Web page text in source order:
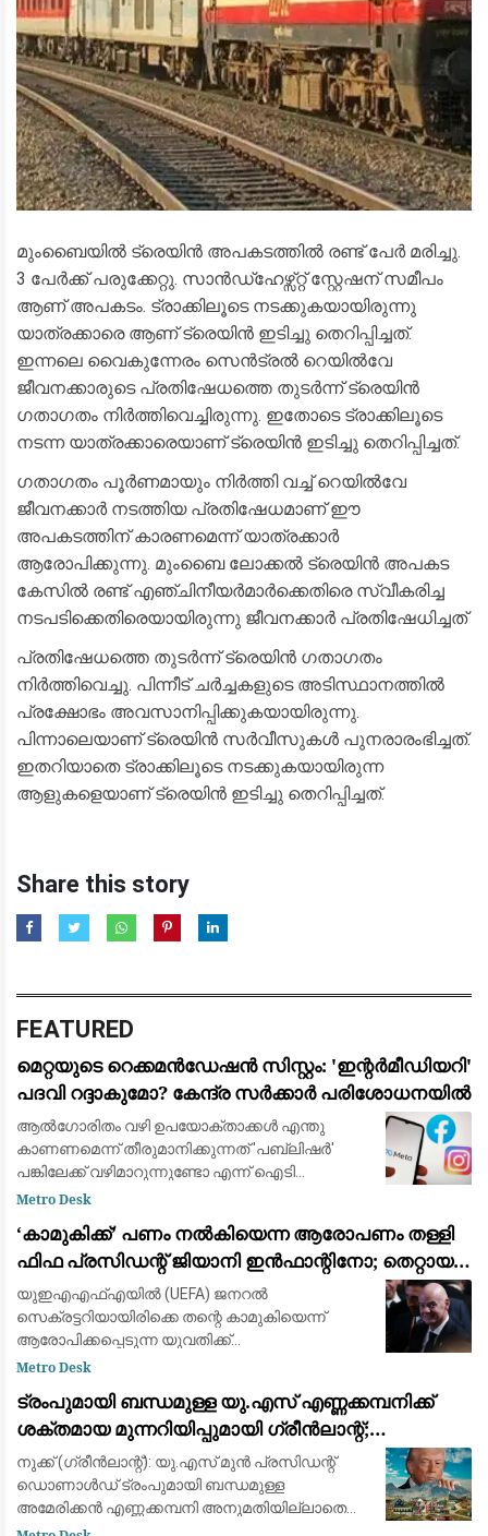
മുംബൈയിൽ ട്രെയിൻ അപകടത്തിൽ രണ്ട് പേർ മരിച്ചു.
3 പേർക്ക് പരുക്കേറ്റു. സാൻഡ്ഹേഴ്സ്റ്റ് സ്റ്റേഷന് സമീപം
ആണ് അപകടം. ട്രാക്കിലൂടെ നടക്കുകയായിരുന്നു
യാത്രക്കാരെ ആണ് ട്രെയിൻ ഇടിച്ചു തെറിപ്പിച്ചത്.
ഇന്നലെ വൈകുന്നേരം സെൻട്രൽ റെയിൽവേ
ജീവനക്കാരുടെ പ്രതിഷേധത്തെ തുടർന്ന് ട്രെയിൻ
ഗതാഗതം നിർത്തിവെച്ചിരുന്നു. ഇതോടെ ട്രാക്കിലൂടെ
നടന്ന യാത്രക്കാരെയാണ് ട്രെയിൻ ഇടിച്ചു തെറിപ്പിച്ചത്.
ഗതാഗതം പൂർണമായും നിർത്തി വച്ച് റെയിൽവേ
ജീവനക്കാർ നടത്തിയ പ്രതിഷേധമാണ് ഈ
അപകടത്തിന് കാരണമെന്ന് യാത്രക്കാർ
ആരോപിക്കുന്നു. മുംബൈ ലോക്കൽ ട്രെയിൻ അപകട
കേസിൽ രണ്ട് എഞ്ചിനീയർമാർക്കെതിരെ സ്വീകരിച്ച
നടപടിക്കെതിരെയായിരുന്നു ജീവനക്കാർ പ്രതിഷേധിച്ചത്
പ്രതിഷേധത്തെ തുടർന്ന് ട്രെയിൻ ഗതാഗതം
നിർത്തിവെച്ചു. പിന്നീട് ചർച്ചകളുടെ അടിസ്ഥാനത്തിൽ
പ്രക്ഷോഭം അവസാനിപ്പിക്കുകയായിരുന്നു.
പിന്നാലെയാണ് ട്രെയിൻ സർവീസുകൾ പുനരാരംഭിച്ചത്.
ഇതറിയാതെ ട്രാക്കിലൂടെ നടക്കുകയായിരുന്ന
ആളുകളെയാണ് ട്രെയിൻ ഇടിച്ചു തെറിപ്പിച്ചത്.
Share this story
FEATURED
മെറ്റയുടെ റെക്കമൻഡേഷൻ സിസ്റ്റം: 'ഇന്റർമീഡിയറി'
പദവി റദ്ദാകുമോ? കേന്ദ്ര സർക്കാർ പരിശോധനയിൽ
ആൽഗോരിതം വഴി ഉപയോക്താക്കൾ എന്തു
കാണണമെന്ന് തീരുമാനിക്കുന്നത് 'പബ്ലിഷർ'
പങ്കിലേക്ക് വഴിമാറുന്നുണ്ടോ എന്ന് ഐടി
മന്ത്രാലയം വിലയിരുത്തുന്നു
Metro Desk
​‘കാമുകിക്ക്’ പണം നൽകിയെന്ന ആരോപണം തള്ളി
ഫിഫ പ്രസിഡന്റ് ജിയാനി ഇൻഫാന്റിനോ; തെറ്റായ
പ്രചാരണമെന്ന് പ്രതികരണം
യുഇഎഎഫ്‌എയിൽ (UEFA) ജനറൽ
സെക്രട്ടറിയായിരിക്കെ തന്റെ കാമുകിയെന്ന്
ആരോപിക്കപ്പെടുന്ന യുവതിക്ക്
ഓർഗനൈസേഷന്റെ പണം നൽകി
തള്ളി ഫിഫ പ്രസിഡന്റ് ജിയാനി ഇൻഫാന്റിനോ.
ബ്രിട്ട
Metro Desk
ട്രംപുമായി ബന്ധമുള്ള യു.എസ് എണ്ണക്കമ്പനിക്ക്
ശക്തമായ മുന്നറിയിപ്പുമായി ഗ്രീൻലാന്റ്;
അനുമതിയില്ലാതെ ഡ്രില്ലിംഗ് ഉപകരണങ്ങൾ
എത്തിച്ചതിൽ അമർഷം
നുക്ക് (ഗ്രീൻലാന്റ്): യു.എസ് മുൻ പ്രസിഡന്റ്
ഡൊണാൾഡ് ട്രംപുമായി ബന്ധമുള്ള
അമേരിക്കൻ എണ്ണക്കമ്പനി അനുമതിയില്ലാതെ
ഖനന സാമഗ്രികൾ കരയിലെത്തിച്ച സംഭവത്തിൽ